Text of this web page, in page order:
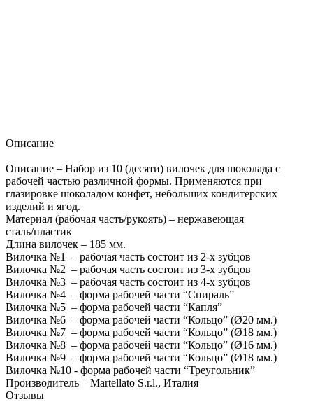
Описание
Описание – Набор из 10 (десяти) вилочек для шоколада с
рабочей частью различной формы. Применяются при
глазировке шоколадом конфет, небольших кондитерских
изделий и ягод.
Материал (рабочая часть/рукоять) – нержавеющая
сталь/пластик
Длина вилочек – 185 мм.
Вилочка №1 – рабочая часть состоит из 2-х зубцов
Вилочка №2 – рабочая часть состоит из 3-х зубцов
Вилочка №3 – рабочая часть состоит из 4-х зубцов
Вилочка №4 – форма рабочей части “Спираль”
Вилочка №5 – форма рабочей части “Капля”
Вилочка №6 – форма рабочей части “Кольцо” (Ø20 мм.)
Вилочка №7 – форма рабочей части “Кольцо” (Ø18 мм.)
Вилочка №8 – форма рабочей части “Кольцо” (Ø16 мм.)
Вилочка №9 – форма рабочей части “Кольцо” (Ø18 мм.)
Вилочка №10 - форма рабочей части “Треугольник”
Производитель – Martellato S.r.l., Италия
Отзывы